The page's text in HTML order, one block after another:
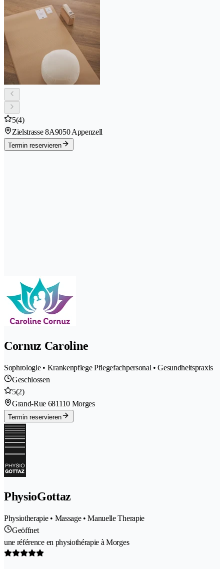
5(4)
Zielstrasse 8A9050 Appenzell
Termin reservieren
Cornuz Caroline
Sophrologie • Krankenpflege Pflegefachpersonal • Gesundheitspraxis
Geschlossen
5(2)
Grand-Rue 681110 Morges
Termin reservieren
PhysioGottaz
Physiotherapie • Massage • Manuelle Therapie
Geöffnet
une référence en physiothérapie à Morges